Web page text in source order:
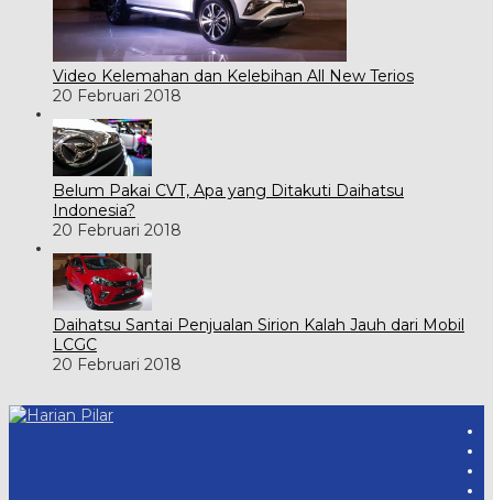
Video Kelemahan dan Kelebihan All New Terios
20 Februari 2018
Belum Pakai CVT, Apa yang Ditakuti Daihatsu
Indonesia?
20 Februari 2018
Daihatsu Santai Penjualan Sirion Kalah Jauh dari Mobil
LCGC
20 Februari 2018